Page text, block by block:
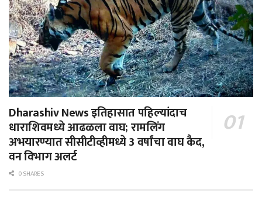
Dharashiv News इतिहासात पहिल्यांदाच
धाराशिवमध्ये आढळला वाघ; रामलिंग
अभयारण्यात सीसीटीव्हीमध्ये 3 वर्षांचा वाघ कैद,
वन विभाग अलर्ट
0 SHARES